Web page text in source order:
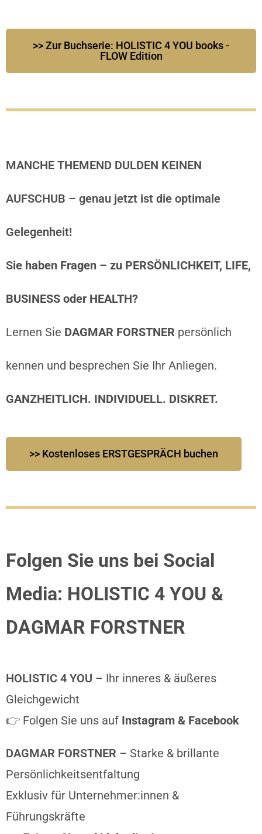
>> Zur Buchserie: HOLISTIC 4 YOU books -
FLOW Edition
MANCHE THEMEND DULDEN KEINEN
AUFSCHUB – genau jetzt ist die optimale
Gelegenheit!
Sie haben Fragen – zu PERSÖNLICHKEIT, LIFE,
BUSINESS oder HEALTH?
Lernen Sie DAGMAR FORSTNER persönlich
kennen und besprechen Sie Ihr Anliegen.
GANZHEITLICH. INDIVIDUELL. DISKRET.
>> Kostenloses ERSTGESPRÄCH buchen
Folgen Sie uns bei Social
Media: HOLISTIC 4 YOU &
DAGMAR FORSTNER
HOLISTIC 4 YOU – Ihr inneres & äußeres
Gleichgewicht
👉 Folgen Sie uns auf Instagram & Facebook
DAGMAR FORSTNER – Starke & brillante
Persönlichkeitsentfaltung
Exklusiv für Unternehmer:innen &
Führungskräfte